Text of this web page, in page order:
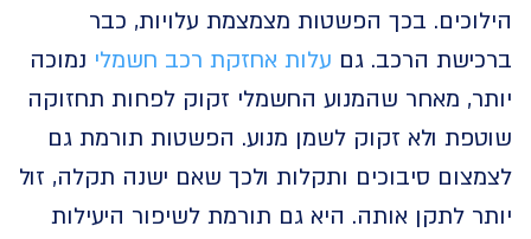
בכך הפשטות מצמצמת עלויות, כבר
הרכב. גםעלות אחזקת רכב חשמלינמוכה
מאחר שהמנוע החשמלי זקוק לפחות תחזוקה
ולא זקוק לשמן מנוע. הפשטות תורמת גם
סיבוכים ותקלות ולכך שאם ישנה תקלה, זול
לתקן אותה. היא גם תורמת לשיפור היעילות